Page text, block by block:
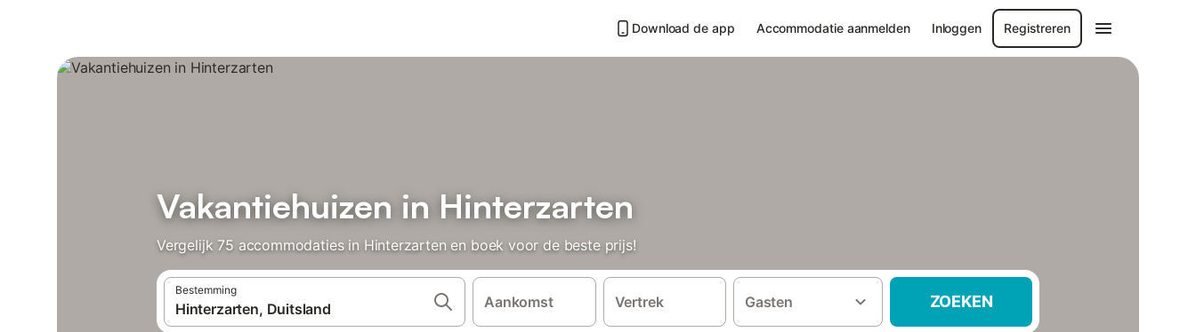
Download de app Accommodatie aanmelden Inloggen Registreren
Vakantiehuizen in Hinterzarten
Vergelijk 75 accommodaties in Hinterzarten en boek voor de beste prijs!
Bestemming
Aankomst Vertrek Gasten ZOEKEN